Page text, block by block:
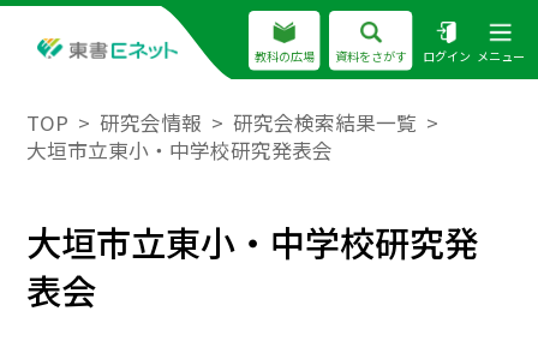
教科の広場 資料をさがす ログイン メニュー
TOP 研究会情報
研究会検索結果一覧
大垣市立東小・中学校研究発表会
大垣市立東小・中学校研究発
表会